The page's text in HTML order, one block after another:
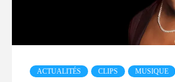
ACTUALITÉS CLIPS MUSIQUE